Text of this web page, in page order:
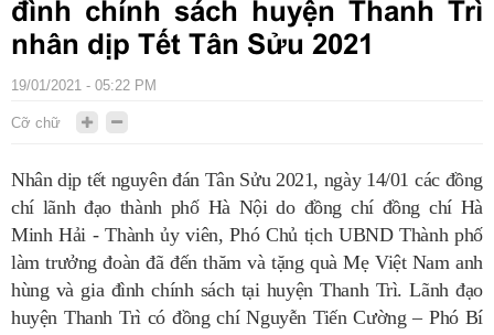
đình chính sách huyện Thanh Trì
nhân dịp Tết Tân Sửu 2021
19/01/2021 - 05:22 PM
Cỡ chữ
Nhân dịp tết nguyên đán Tân Sửu 2021, ngày 14/01 các đồng
chí lãnh đạo thành phố Hà Nội do đồng chí đồng chí Hà
Minh Hải - Thành ủy viên, Phó Chủ tịch UBND Thành phố
làm trưởng đoàn đã đến thăm và tặng quà Mẹ Việt Nam anh
hùng và gia đình chính sách tại huyện Thanh Trì. Lãnh đạo
huyện Thanh Trì có đồng chí Nguyễn Tiến Cường – Phó Bí